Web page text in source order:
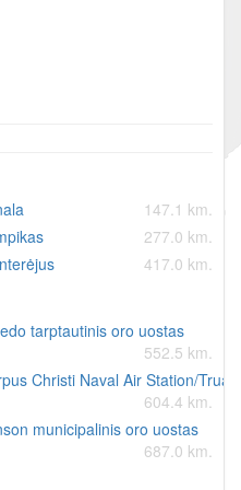
147.1 km.
277.0 km.
417.0 km.
tarptautinis oro uostas
552.5 km.
Christi Naval Air Station/
604.4 km.
municipalinis oro uostas
687.0 km.